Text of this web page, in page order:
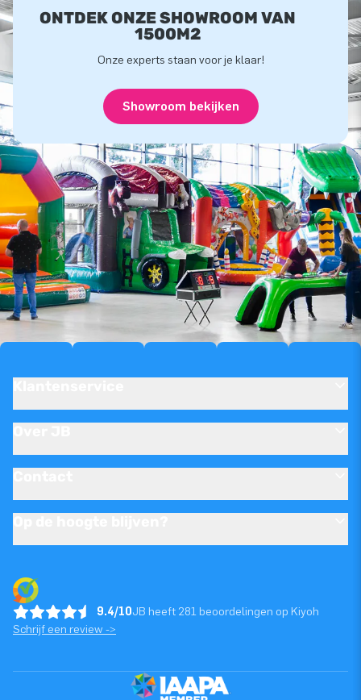
ONTDEK ONZE SHOWROOM VAN
1500M2
Onze experts staan voor je klaar!
Showroom bekijken
9.4/10JB heeft 281 beoordelingen op Kiyoh
Schrijf een review ->